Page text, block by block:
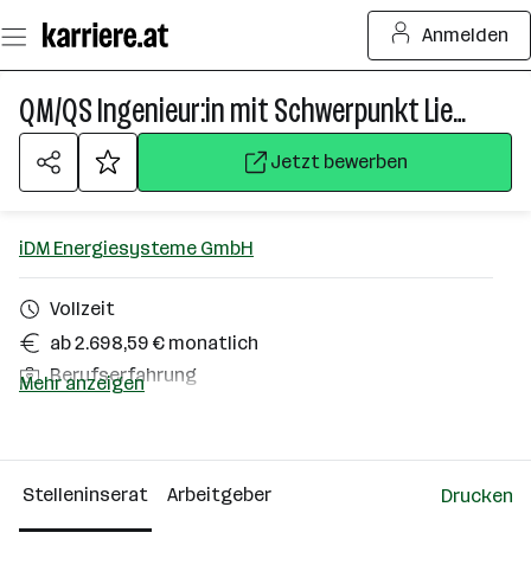
Seiteninhalt
springen
Anmelden
QM/QS Ingenieur:in mit Schwerpunkt Lieferantenaudits und Reklamationsbearbeitung (m/w/d)
Jetzt bewerben
iDM Energiesysteme GmbH
Vollzeit
ab 2.698,59 € monatlich
Berufserfahrung
Über das Unternehmen
501 - 2500 Mitarbeiter*innen
Mehr anzeigen
Stelleninserat Arbeitgeber Drucken